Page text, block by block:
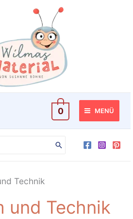
0 MENÜ
Technik
und Technik